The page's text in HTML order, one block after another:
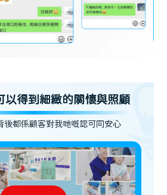
以得到細緻的關懷與照顧
後都係顧客對我哋嘅認可同安心